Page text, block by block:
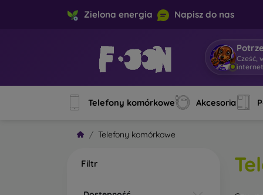
Zielona energia Napisz do nas
Cześć,
Telefony komórkowe Akcesoria
Telefony komórkowe
Filtr